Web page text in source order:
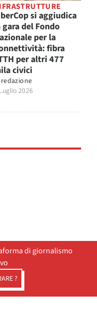
si aggiudica
gara del Fondo
per la
fibra
per altri 477
civici
redazione
2026
di giornalismo
?